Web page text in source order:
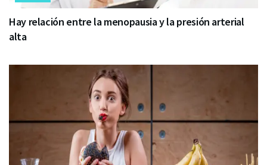
Hay relación entre la menopausia y la presión arterial
alta